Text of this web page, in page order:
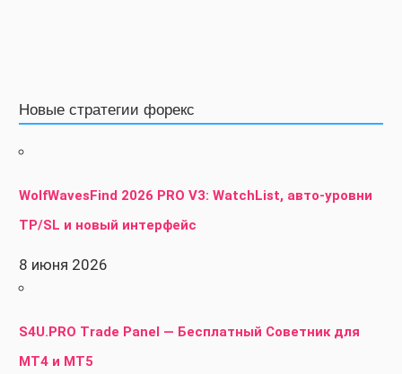
Новые стратегии форекс
WolfWavesFind 2026 PRO V3: WatchList, авто-уровни
TP/SL и новый интерфейс
8 июня 2026
S4U.PRO Trade Panel — Бесплатный Советник для
MT4 и MT5